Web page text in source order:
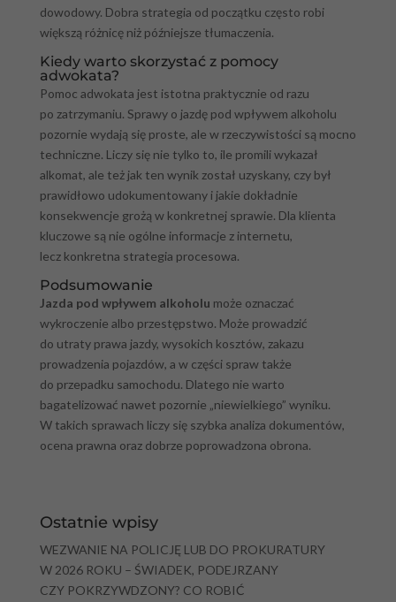
dowodowy. Dobra strategia od początku często robi
większą różnicę niż późniejsze tłumaczenia.
Kiedy warto skorzystać z pomocy
adwokata?
Pomoc adwokata jest istotna praktycznie od razu
po zatrzymaniu. Sprawy o jazdę pod wpływem alkoholu
pozornie wydają się proste, ale w rzeczywistości są mocno
techniczne. Liczy się nie tylko to, ile promili wykazał
alkomat, ale też jak ten wynik został uzyskany, czy był
prawidłowo udokumentowany i jakie dokładnie
konsekwencje grożą w konkretnej sprawie. Dla klienta
kluczowe są nie ogólne informacje z internetu,
lecz konkretna strategia procesowa.
Podsumowanie
Jazda pod wpływem alkoholu może oznaczać
wykroczenie albo przestępstwo. Może prowadzić
do utraty prawa jazdy, wysokich kosztów, zakazu
prowadzenia pojazdów, a w części spraw także
do przepadku samochodu. Dlatego nie warto
bagatelizować nawet pozornie „niewielkiego” wyniku.
W takich sprawach liczy się szybka analiza dokumentów,
ocena prawna oraz dobrze poprowadzona obrona.
Ostatnie wpisy
WEZWANIE NA POLICJĘ LUB DO PROKURATURY
W 2026 ROKU – ŚWIADEK, PODEJRZANY
CZY POKRZYWDZONY? CO ROBIĆ